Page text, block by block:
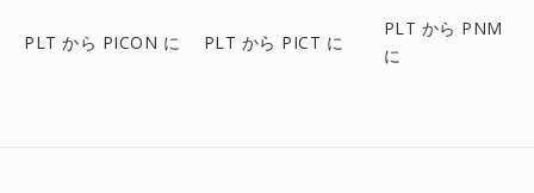
PLT から PICON に PLT から PICT に
PLT から PNM
に